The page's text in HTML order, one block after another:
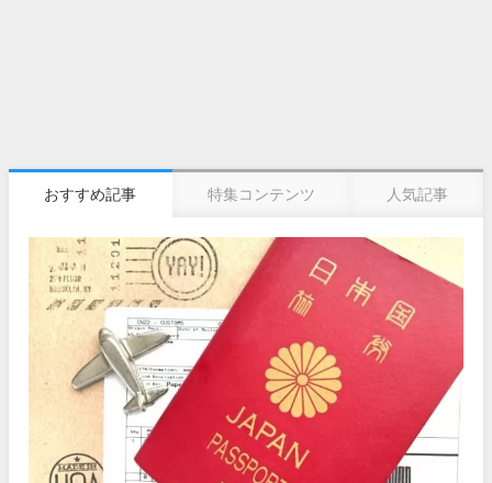
おすすめ記事 特集コンテンツ 人気記事